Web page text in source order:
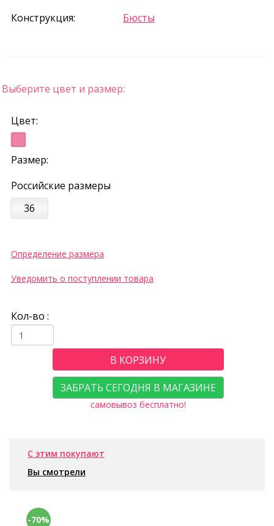
Конструкция: Бюсты
Выберите цвет и размер:
Цвет:
Размер:
Российские размеры
36
Определение размера
Уведомить о поступлении товара
Кол-во :
В КОРЗИНУ
ЗАБРАТЬ СЕГОДНЯ В МАГАЗИНЕ
самовывоз бесплатно!
С этим покупают
Вы смотрели
-70%